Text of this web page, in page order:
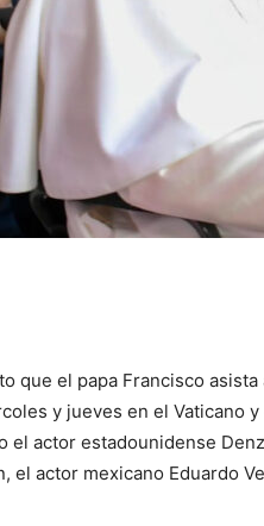
que el papa Francisco
y jueves en el Vaticano
el actor estadounidense
el actor mexicano Eduardo